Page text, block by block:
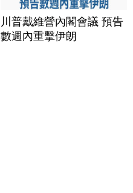
川普戴維營內閣會議 預告
數週內重擊伊朗